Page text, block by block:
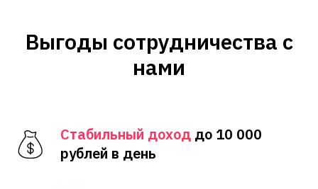
Выгоды сотрудничества с
нами
Стабильный доход до 10 000
рублей в день